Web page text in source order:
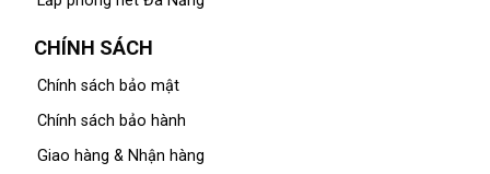
CHÍNH SÁCH
Chính sách bảo mật
Chính sách bảo hành
Giao hàng & Nhận hàng